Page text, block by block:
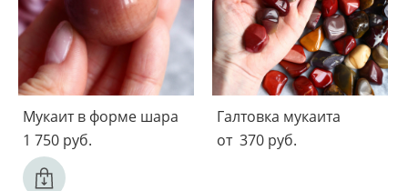
Мукаит в форме шара
1 750 pуб.
Галтовка мукаита
от 370 pуб.